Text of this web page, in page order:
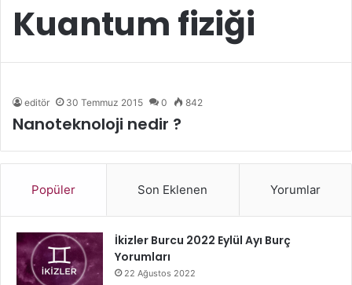
Kuantum fiziği
editör 30 Temmuz 2015 0 842
Nanoteknoloji nedir ?
Popüler Son Eklenen Yorumlar
İkizler Burcu 2022 Eylül Ayı Burç
Yorumları
22 Ağustos 2022